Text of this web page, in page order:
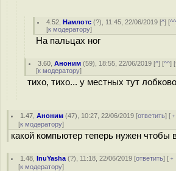
4.52 ,Намлотс (?), 11:45, 22/06/2019 [^] [^^
[к модератору]
На пальцах ног
3.60 ,Аноним (59), 18:55, 22/06/2019 [^] [^^] [
[к модератору]
тихо, тихо... у местных тут
1.47 ,Аноним (47), 10:27, 22/06/2019 [ответить] [
[к модератору]
какой компьютер теперь нужен чтобы
1.48 ,InuYasha (?), 11:18, 22/06/2019 [ответить] [
[к модератору]